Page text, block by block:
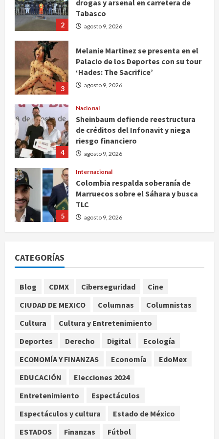
2
drogas y arsenal en carretera de
Tabasco
agosto 9, 2026
3
Melanie Martinez se presenta en el
Palacio de los Deportes con su tour
‘Hades: The Sacrifice’
agosto 9, 2026
4
Nacional
Sheinbaum defiende reestructura
de créditos del Infonavit y niega
riesgo financiero
agosto 9, 2026
5
Internacional
Colombia respalda soberanía de
Marruecos sobre el Sáhara y busca
TLC
agosto 9, 2026
Detienen a ‘El Pony’ con fusil M4,
drogas y arsenal en carretera de
agosto 9, 2026
Palacio de los Deportes con su tour
‘Hades: The Sacrifice’
CATEGORÍAS
Blog CDMX Ciberseguridad
Cine
CIUDAD DE MEXICO
Columnas
Columnistas
Cultura
Cultura y Entretenimiento
Deportes
Derecho Digital
Ecología
ECONOMÍA Y FINANZAS
Economía
EdoMex
EDUCACIÓN
Elecciones 2024
Entretenimiento
Espectáculos
Espectáculos y cultura
Estado de México
ESTADOS
Finanzas Fútbol